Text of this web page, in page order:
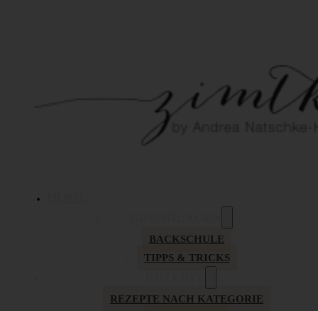
BACKSCHULE
TIPPS & TRICKS
REZEPTE NACH KATEGORIE